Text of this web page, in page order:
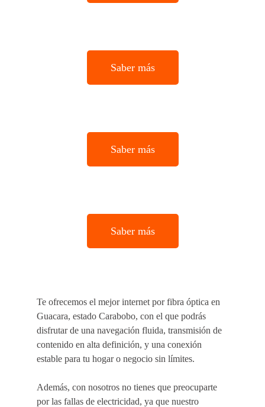
Saber más
Saber más
Saber más
Te ofrecemos el mejor internet por fibra óptica en
Guacara, estado Carabobo, con el que podrás
disfrutar de una navegación fluida, transmisión de
contenido en alta definición, y una conexión
estable para tu hogar o negocio sin límites.
Además, con nosotros no tienes que preocuparte
por las fallas de electricidad, ya que nuestro